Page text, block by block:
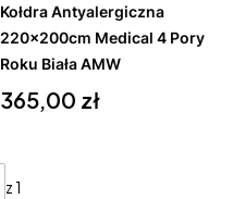
Kołdra Antyalergiczna
220x200cm Medical 4 Pory
Roku Biała AMW
Cena
365,00 zł
z 1